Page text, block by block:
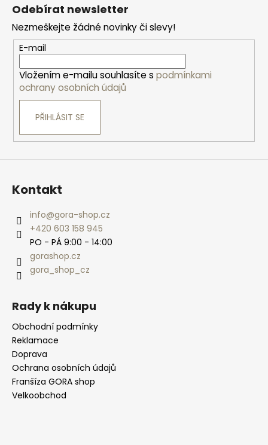
Odebírat newsletter
Nezmeškejte žádné novinky či slevy!
E-mail
Vložením e-mailu souhlasíte s podmínkami
ochrany osobních údajů
PŘIHLÁSIT SE
Kontakt
info@gora-shop.cz
+420 603 158 945
PO - PÁ 9:00 - 14:00
gorashop.cz
gora_shop_cz
Rady k nákupu
Obchodní podmínky
Reklamace
Doprava
Ochrana osobních údajů
Franšíza GORA shop
Velkoobchod